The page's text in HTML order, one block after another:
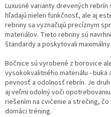
Luxusné varianty drevených
hľadajú nielen funkčnosť, ale aj
rebriny sa vyznačujú precíznym
materiálov. Tieto rebriny sú
štandardy a poskytovali
Bočnice sú vyrobené z borovice
vysokokvalitného materiálu -
pevnosť a odolnosť rebrín. Je
aj veľmi odolný voči
riešením na cvičenie a strečing,
domáci tréning.